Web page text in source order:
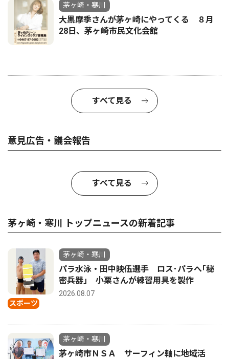
茅ヶ崎・寒川
大黒摩季さんが茅ヶ崎にやってくる ８月
28日、茅ヶ崎市民文化会館
すべて見る
意見広告・議会報告
すべて見る
茅ヶ崎・寒川 トップニュースの新着記事
スポーツ
茅ヶ崎・寒川
パラ水泳・田中映伍選手 ロス･パラへ｢秘
密兵器｣ 小栗さんが練習用具を製作
2026.08.07
茅ヶ崎・寒川
茅ヶ崎市ＮＳＡ サーフィン軸に地域活